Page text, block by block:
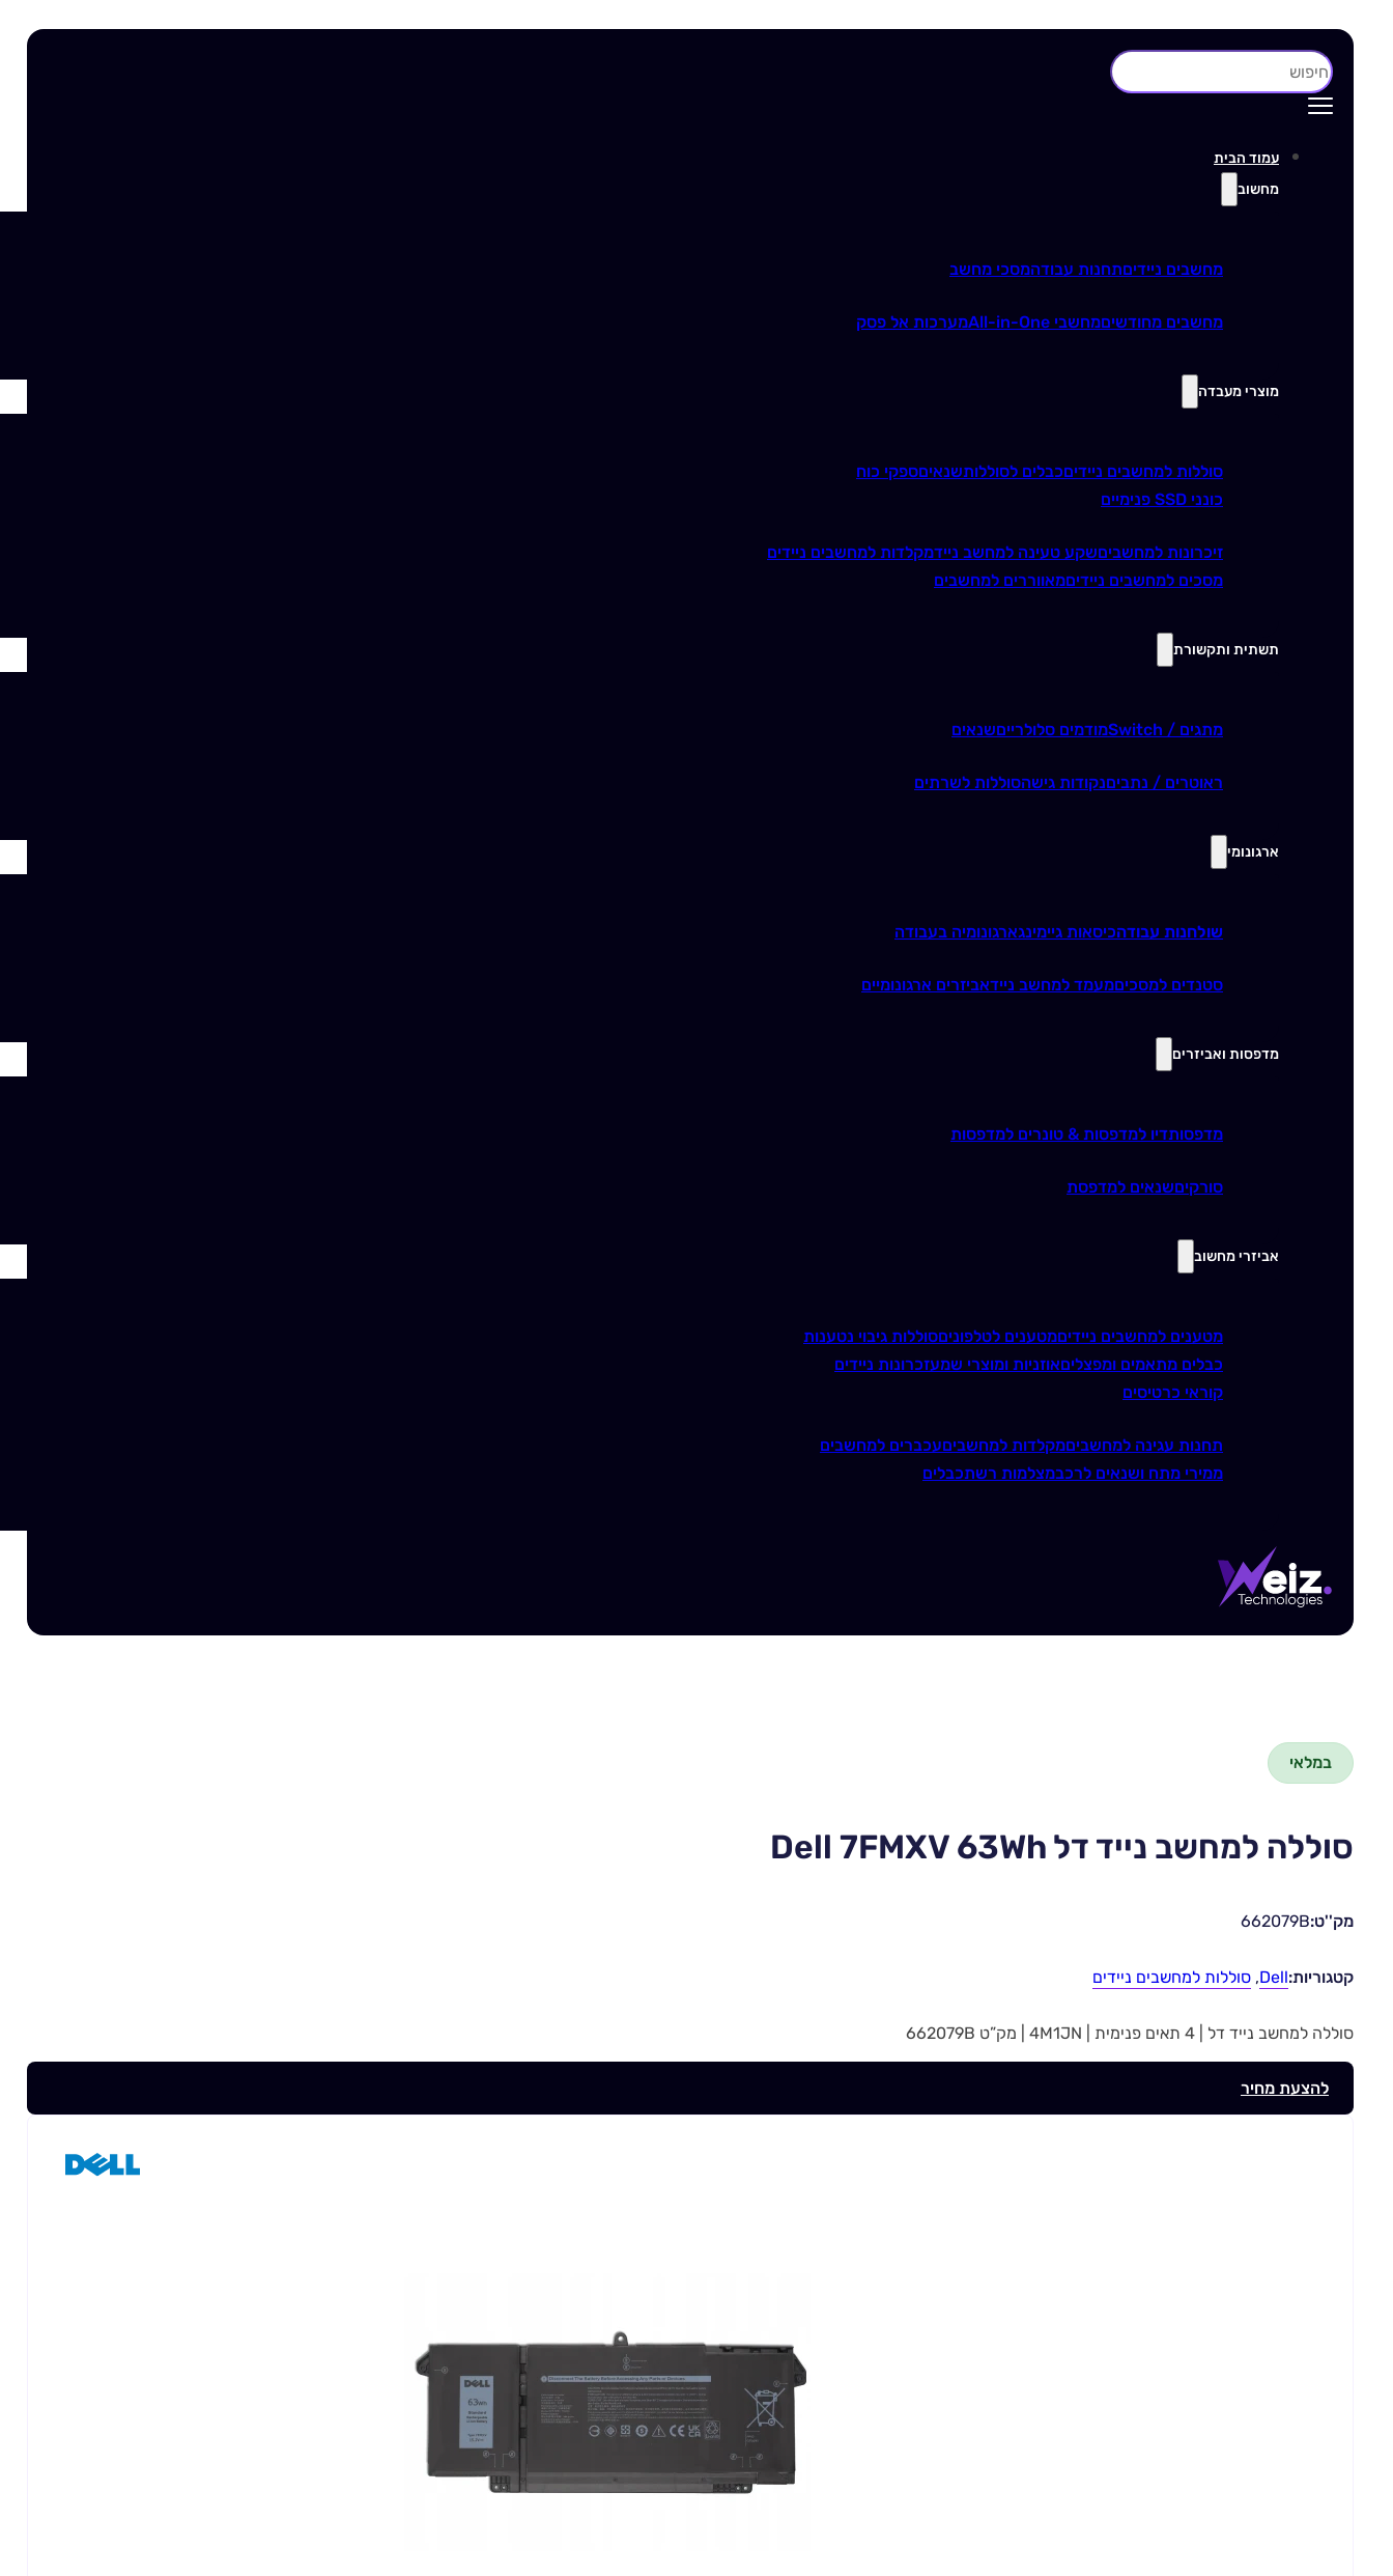
חיפוש
עמוד הבית
מחשוב
מחשבים ניידיםתחנות עבודהמסכי מחשב
מחשבים מחודשיםמחשבי All-in-One מערכות אל פסק
מוצרי מעבדה
סוללות למחשבים ניידיםכבלים לסוללותשנאיםספקי כוח
כונני SSD פנימיים
זיכרונות למחשביםשקע טעינה למחשב ניידמקלדות למחשבים ניידים
מסכים למחשבים ניידיםמאווררים למחשבים
תשתית ותקשורת
מתגים / Switch מודמים סלולרייםשנאים
ראוטרים / נתביםנקודות גישהסוללות לשרתים
ארגונומי
שולחנות עבודהכיסאות גיימינגארגונומיה בעבודה
סטנדים למסכיםמעמד למחשב ניידאביזרים ארגונומיים
מדפסות ואביזרים
מדפסותדיו למדפסות & טונרים למדפסות
סורקיםשנאים למדפסת
אביזרי מחשוב
מטענים למחשבים ניידיםמטענים לטלפוניםסוללות גיבוי נטענות
כבלים מתאמים ומפצליםאוזניות ומוצרי שמעזכרונות ניידים
קוראי כרטיסים
תחנות עגינה למחשביםמקלדות למחשביםעכברים למחשבים
ממירי מתח ושנאים לרכבמצלמות רשתכבלים
במלאי
סוללה למחשב נייד דל Dell 7FMXV 63Wh
מק''ט:662079B
קטגוריות:Dell
, סוללות למחשבים ניידים
סוללה למחשב נייד דל | 4 תאים פנימית | 4M1JN | מק”ט 662079B
להצעת מחיר